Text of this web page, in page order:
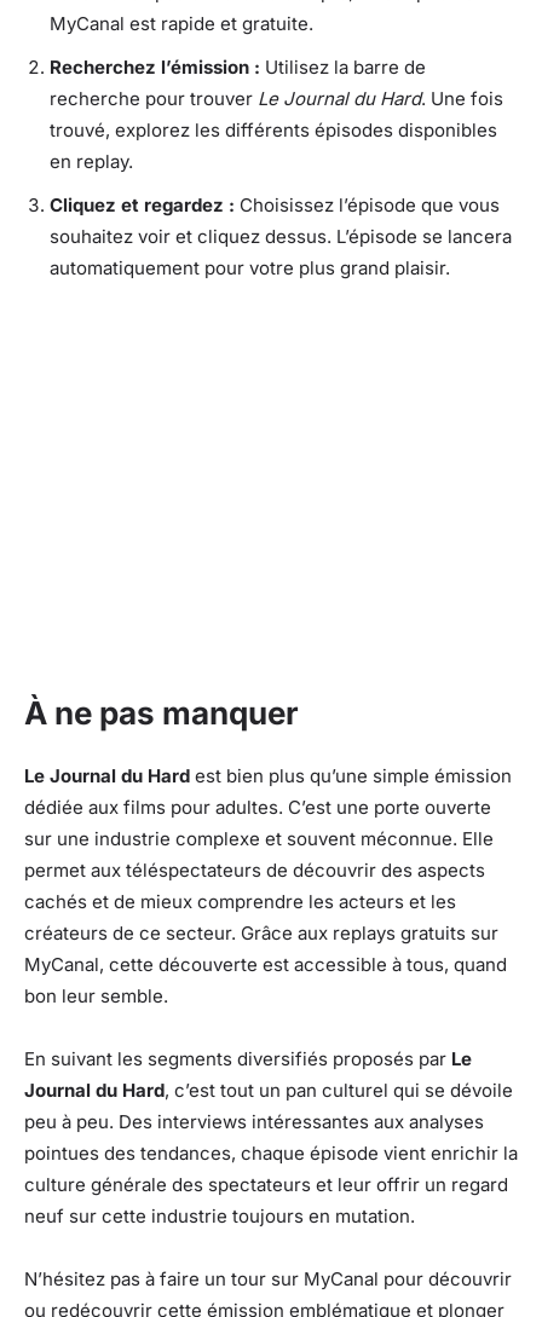
MyCanal est rapide et gratuite.
Recherchez l’émission : Utilisez la barre de
recherche pour trouver Le Journal du Hard. Une fois
trouvé, explorez les différents épisodes disponibles
en replay.
Cliquez et regardez : Choisissez l’épisode que vous
souhaitez voir et cliquez dessus. L’épisode se lancera
automatiquement pour votre plus grand plaisir.
À ne pas manquer
Le Journal du Hard est bien plus qu’une simple émission
dédiée aux films pour adultes. C’est une porte ouverte
sur une industrie complexe et souvent méconnue. Elle
permet aux téléspectateurs de découvrir des aspects
cachés et de mieux comprendre les acteurs et les
créateurs de ce secteur. Grâce aux replays gratuits sur
MyCanal, cette découverte est accessible à tous, quand
bon leur semble.
En suivant les segments diversifiés proposés par Le
Journal du Hard, c’est tout un pan culturel qui se dévoile
peu à peu. Des interviews intéressantes aux analyses
pointues des tendances, chaque épisode vient enrichir la
culture générale des spectateurs et leur offrir un regard
neuf sur cette industrie toujours en mutation.
N’hésitez pas à faire un tour sur MyCanal pour découvrir
ou redécouvrir cette émission emblématique et plonger